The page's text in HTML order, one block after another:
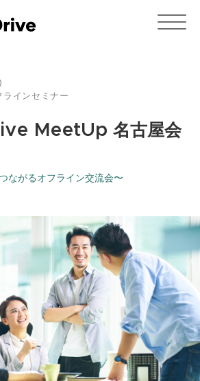
インセミナー
MeetUp 名古屋会
ながるオフライン交流会〜